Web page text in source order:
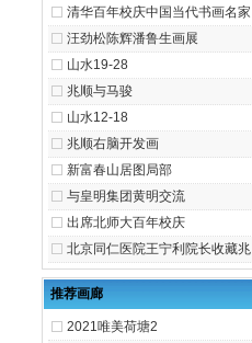
清华百年校庆中国当代书画名家
汪劲松陈辉潘鲁生画展
山水19-28
兆顺与马骏
山水12-18
兆顺右脑开发画
新富春山居图局部
与皇明集团黄明交流
出席北师大百年校庆
北京同仁医院王宁利院长收藏兆
推荐画廊
2021唯美荷塘2